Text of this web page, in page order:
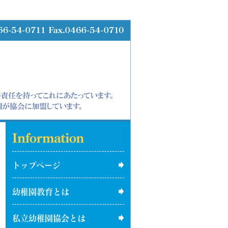
トップページ
幼稚園教育とは
私立幼稚園協会とは